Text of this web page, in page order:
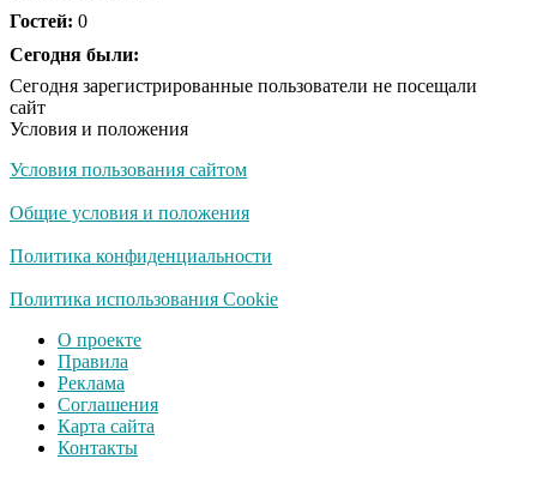
Гостей: 0
Сегодня были:
Сегодня зарегистрированные пользователи не посещали
сайт
Условия и положения
Условия пользования сайтом
Общие условия и положения
Политика конфиденциальности
Политика использования Cookie
О проекте
Правила
Реклама
Соглашения
Карта сайта
Контакты